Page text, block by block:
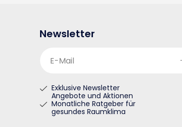
Newsletter
E-Mail
Exklusive Newsletter
Angebote und Aktionen
Monatliche Ratgeber für
gesundes Raumklima